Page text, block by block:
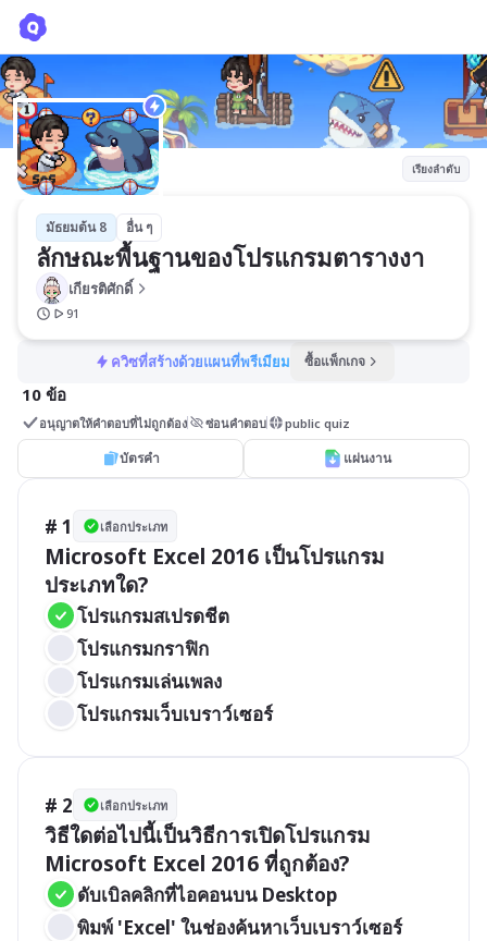
เรียงลำดับ
มัธยมต้น 8 อื่น ๆ
ลักษณะพื้นฐานของโปรแกรมตารางงา
เกียรติศักดิ์
91
ควิซที่สร้างด้วยแผนที่พรีเมียม ซื้อแพ็กเกจ
10 ข้อ
อนุญาตให้คำตอบที่ไม่ถูกต้อง ซ่อนคำตอบ public quiz
บัตรคำ แผ่นงาน
# 1 เลือกประเภท
Microsoft Excel 2016 เป็นโปรแกรม
ประเภทใด?
โปรแกรมสเปรดชีต
โปรแกรมกราฟิก
โปรแกรมเล่นเพลง
โปรแกรมเว็บเบราว์เซอร์
# 2 เลือกประเภท
วิธีใดต่อไปนี้เป็นวิธีการเปิดโปรแกรม
Microsoft Excel 2016 ที่ถูกต้อง?
ดับเบิลคลิกที่ไอคอนบน Desktop
พิมพ์ 'Excel' ในช่องค้นหาเว็บเบราว์เซอร์